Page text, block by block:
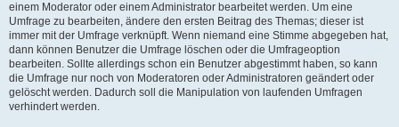
einem Moderator oder einem Administrator bearbeitet werden. Um eine
Umfrage zu bearbeiten, ändere den ersten Beitrag des Themas; dieser ist
immer mit der Umfrage verknüpft. Wenn niemand eine Stimme abgegeben hat,
dann können Benutzer die Umfrage löschen oder die Umfrageoption
bearbeiten. Sollte allerdings schon ein Benutzer abgestimmt haben, so kann
die Umfrage nur noch von Moderatoren oder Administratoren geändert oder
gelöscht werden. Dadurch soll die Manipulation von laufenden Umfragen
verhindert werden.